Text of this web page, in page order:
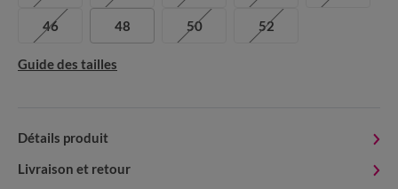
46 48 50 52
Guide des tailles
Détails produit
Livraison et retour